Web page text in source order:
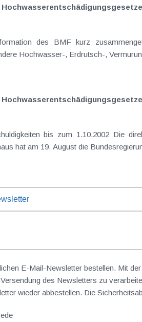
:: Geld- oder Sachspenden , die in
Hochwasser-, Erdrutsch-,
finanziellen Hilfestellungen für die Opfer der Flutkatastrophe
hat am 19. August die
E-Mail-Newsletter bestellen. Mit
des Newsletters zu
wieder abbestellen. Die